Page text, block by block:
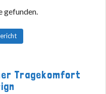
gefunden.
Tragekomfort